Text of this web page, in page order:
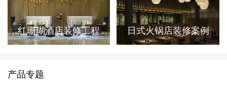
红珊瑚酒店装修工程 日式火锅店装修案例
产品专题